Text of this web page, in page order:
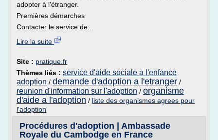
adopter à l'étranger.
Premières démarches
Contacter le service de...
Lire la suite
Site : pratique.fr
Thèmes liés : service d'aide sociale a l'enfance
adoption / demande d'adoption a l'etranger /
reunion d'information sur l'adoption / organisme
d'aide a l'adoption / liste des organismes agrees pour
l'adoption
Procédures d'adoption | Ambassade
Royale du Cambodge en France